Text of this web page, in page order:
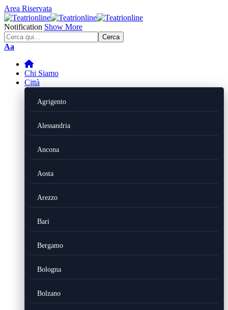
Area Riservata
Notification Show More
Font
Aa
Chi Siamo
Città
Agrigento
Alessandria
Ancona
Aosta
Arezzo
Bari
Bergamo
Bologna
Bolzano